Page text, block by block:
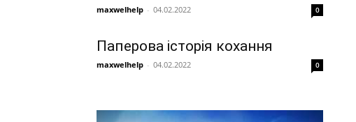
maxwelhelp - 04.02.2022 0
Паперова історія кохання
maxwelhelp - 04.02.2022 0